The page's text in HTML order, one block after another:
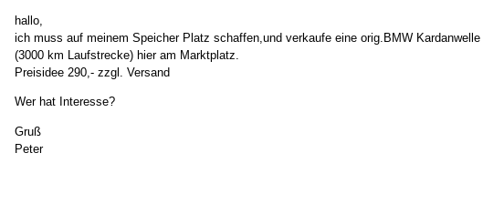
hallo,
ich muss auf meinem Speicher Platz schaffen,und verkaufe eine orig.BMW
(3000 km Laufstrecke) hier am Marktplatz.
Preisidee 290,- zzgl. Versand
Wer hat Interesse?
Gruß
Peter